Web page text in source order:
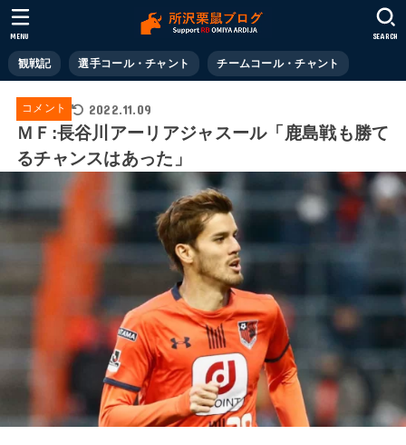
観戦記 選手コール・チャント チームコール・チャント
SEARCH
MENU
コメント 2022.11.09
ＭＦ:長谷川アーリアジャスール「鹿島戦も勝て
るチャンスはあった」